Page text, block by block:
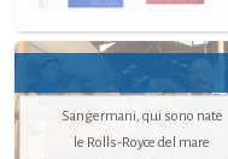
Sangermani, qui sono nate
le Rolls-Royce del mare